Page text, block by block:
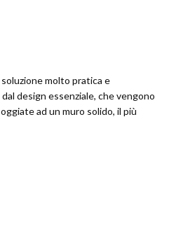
molto pratica e
design essenziale, che vengono
ad un muro solido, il più